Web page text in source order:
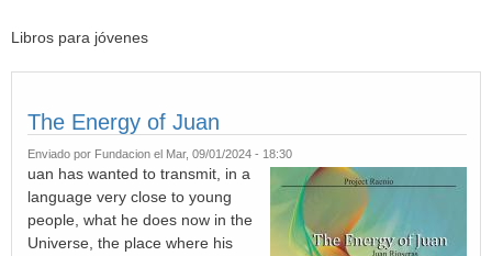
Libros para jóvenes
The Energy of Juan
Enviado por Fundacion el Mar, 09/01/2024 - 18:30
uan has wanted to transmit, in a
language very close to young
people, what he does now in the
Universe, the place where his